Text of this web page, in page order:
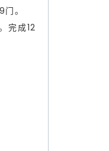
。
完成12